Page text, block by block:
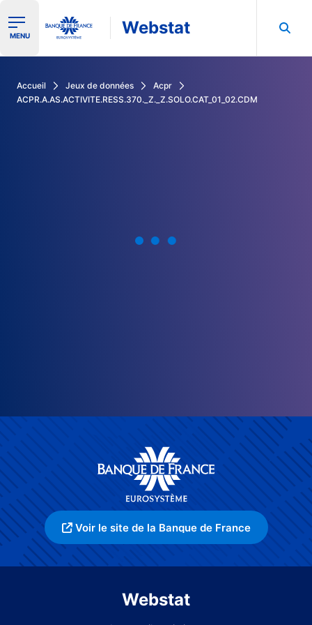
Ouvrir le menu de navigation
MENU Webstat
Accueil Jeux de données
Acpr
ACPR.A.AS.ACTIVITE.RESS.370._Z._Z.SOLO.CAT_01_02.CDM
Voir le site de la Banque de France
Webstat